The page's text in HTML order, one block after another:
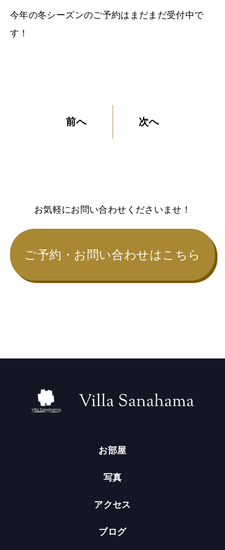
今年の冬シーズンのご予約はまだまだ受付中で
す！
前へ 次へ
お気軽にお問い合わせくださいませ！
ご予約・お問い合わせはこちら
お部屋
写真
アクセス
ブログ